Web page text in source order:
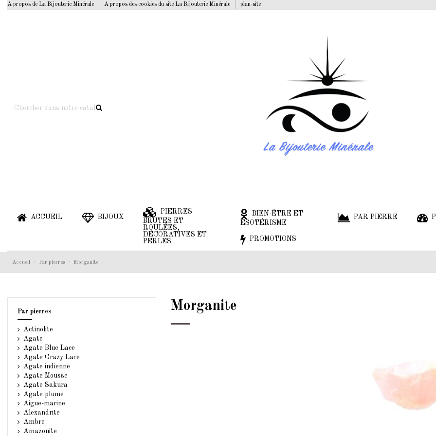
A propos de La Bijouterie Minérale A propos des cookies du site La Bijouterie Minérale plan-site
ACCUEIL BIJOUX
PIERRES
BRUTES ET
ROULÉES,
DÉCORATIVES ET
PERLES
BIEN-ÊTRE ET
ESOTÉRISME
PAR PIERRE
PROMOTIONS
Accueil Par pierres Morganite
Morganite
Par pierres
Actinolite
Agate
Agate Blue Lace
Agate Crazy Lace
Agate indienne
Agate Mousse
Agate Sakura
Agate plume
Aigue-marine
Alexandrite
Ambre
Amazonite